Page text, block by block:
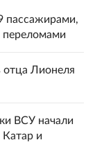
пассажирами,
переломами
отца Лионеля
ВСУ начали
Катар и